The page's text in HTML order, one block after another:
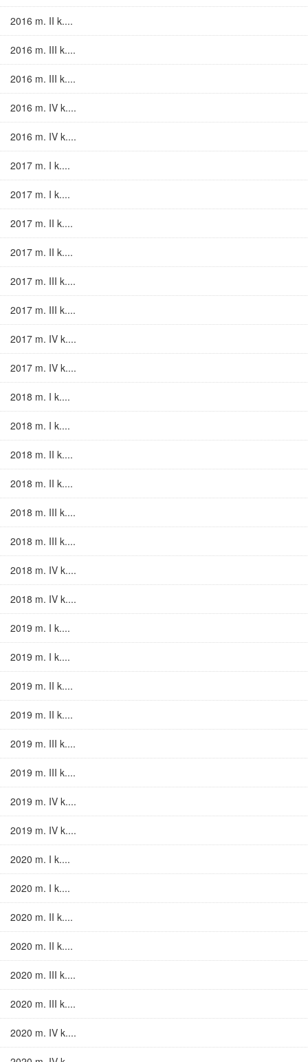
2016 m. II k....
2016 m. III k....
2016 m. III k....
2016 m. IV k....
2016 m. IV k....
2017 m. I k....
2017 m. I k....
2017 m. II k....
2017 m. II k....
2017 m. III k....
2017 m. III k....
2017 m. IV k....
2017 m. IV k....
2018 m. I k....
2018 m. I k....
2018 m. II k....
2018 m. II k....
2018 m. III k....
2018 m. III k....
2018 m. IV k....
2018 m. IV k....
2019 m. I k....
2019 m. I k....
2019 m. II k....
2019 m. II k....
2019 m. III k....
2019 m. III k....
2019 m. IV k....
2019 m. IV k....
2020 m. I k....
2020 m. I k....
2020 m. II k....
2020 m. II k....
2020 m. III k....
2020 m. III k....
2020 m. IV k....